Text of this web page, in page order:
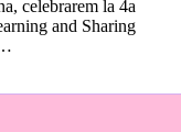
celebrarem la 4a
and Sharing